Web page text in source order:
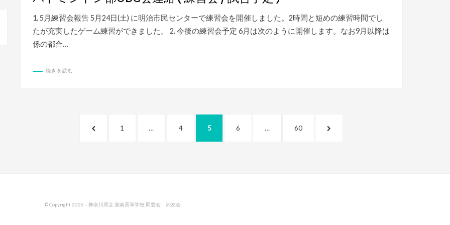
1. 5月練習会報告 5月24日(土) に明治市民センターで練習会を開催しました。2時間と短めの練習時間でし
たが充実したゲーム練習ができました。 2. 今後の練習会予定 6月は次のように開催します。なお9月以降は
係の都合…
続きを読む
前
ペ1 …
ペ
4
ペ
5
ペ
6 …
ペ
60
次
© Copyright 2026 –神奈川県立 湘南高等学校 同窓会 湘友会